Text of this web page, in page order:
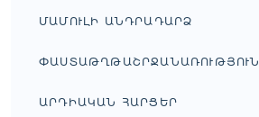
ՄԱՄՈՒԼԻ ԱՆԴՐԱԴԱՐՁ
ՓԱՍՏԱԹՂԹԱՇՐՋԱՆԱՌՈՒԹՅՈՒՆ
ԱՐԴԻԱԿԱՆ ՀԱՐՑԵՐ